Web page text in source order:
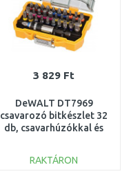
3 829 Ft
DeWALT DT7969
csavarozó bitkészlet 32
db, csavarhúzókkal és
használatra.
RAKTÁRON